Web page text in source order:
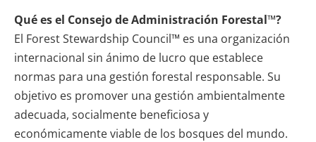
Qué es el Consejo de Administración Forestal™?
El Forest Stewardship Council™ es una organización
internacional sin ánimo de lucro que establece
normas para una gestión forestal responsable. Su
objetivo es promover una gestión ambientalmente
adecuada, socialmente beneficiosa y
económicamente viable de los bosques del mundo.